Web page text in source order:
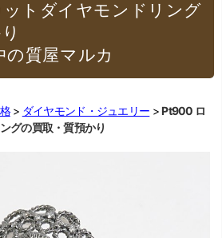
トダイヤモンドリング
の質屋マルカ
ダイヤモンド・ジュエリー
Pt900 ロ
グの買取・質預かり